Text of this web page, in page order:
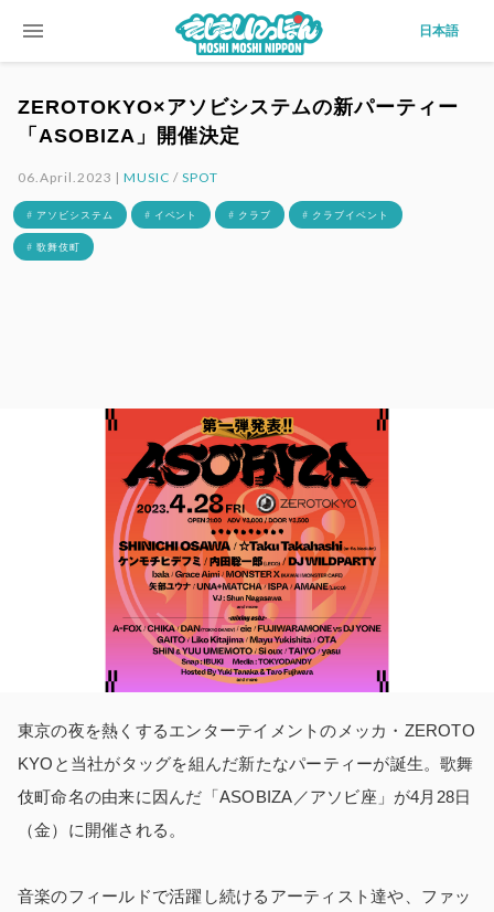
menu 日本語
ZEROTOKYO×アソビシステムの新パーティー
「ASOBIZA」開催決定
06.April.2023 |MUSIC /SPOT
# アソビシステム # イベント # クラブ # クラブイベント
# 歌舞伎町
東京の夜を熱くするエンターテイメントのメッカ・ZEROTO
KYOと当社がタッグを組んだ新たなパーティーが誕生。歌舞
伎町命名の由来に因んだ「ASOBIZA／アソビ座」が4月28日
（金）に開催される。
音楽のフィールドで活躍し続けるアーティスト達や、ファッ